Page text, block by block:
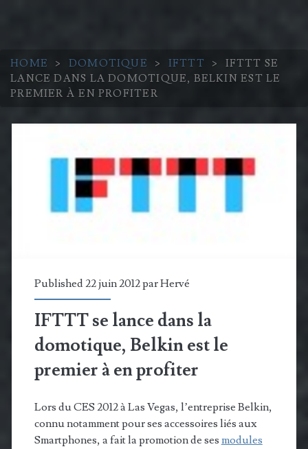
HOME > DOMOTIQUE > IFTTT >
IFTTT SE
LANCE DANS LA DOMOTIQUE, BELKIN EST LE
PREMIER À EN PROFITER
Published 22 juin 2012 parHervé
IFTTT se lance dans la
domotique, Belkin est le
premier à en profiter
Lors du CES 2012 à Las Vegas, l’entreprise Belkin,
connu notamment pour ses accessoires liés aux
Smartphones, a fait la promotion de ses modules